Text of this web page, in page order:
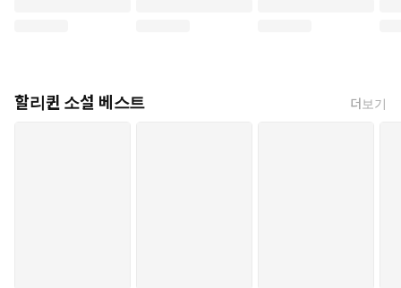
할리퀸 소설 베스트 더보기